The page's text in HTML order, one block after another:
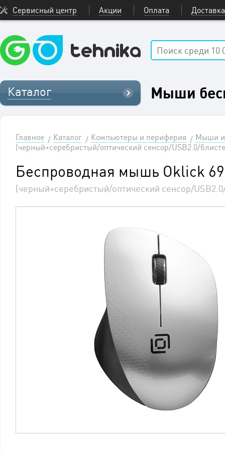
Сервисный центр Акции Оплата Доставка
Каталог Мыши
Главное Каталог Компьютеры и периферия
Мыши и
(черный+серебристый/оптический сенсор/USB2.0/
Беспроводная мышь Oklick
[черный+серебристый/оптический сенсор/